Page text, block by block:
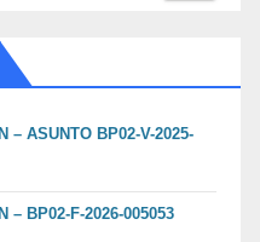
– ASUNTO BP02-V-2025-
– BP02-F-2026-005053